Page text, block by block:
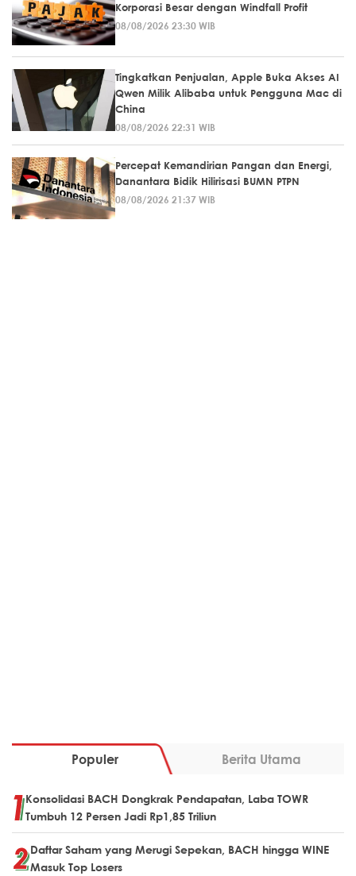
Korporasi Besar dengan Windfall Profit
08/08/2026 23:30 WIB
Tingkatkan Penjualan, Apple Buka Akses AI
Qwen Milik Alibaba untuk Pengguna Mac di
China
08/08/2026 22:31 WIB
Percepat Kemandirian Pangan dan Energi,
Danantara Bidik Hilirisasi BUMN PTPN
08/08/2026 21:37 WIB
Populer Berita Utama
Konsolidasi BACH Dongkrak Pendapatan, Laba TOWR
Tumbuh 12 Persen Jadi Rp1,85 Triliun
Daftar Saham yang Merugi Sepekan, BACH hingga WINE
Masuk Top Losers